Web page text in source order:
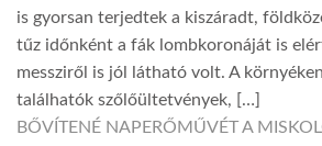
is gyorsan terjedtek a kiszáradt,
tűz időnként a fák lombkoronáját is
messziről is jól látható volt. A
találhatók szőlőültetvények, […]
BŐVÍTENÉ NAPERŐMŰVÉT A